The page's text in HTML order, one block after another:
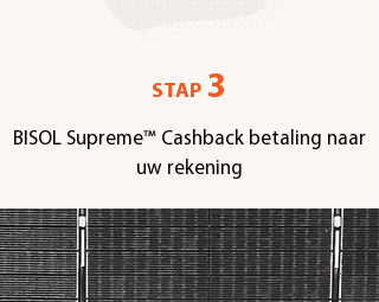
STAP 3
BISOL Supreme™ Cashback betaling naar
uw rekening